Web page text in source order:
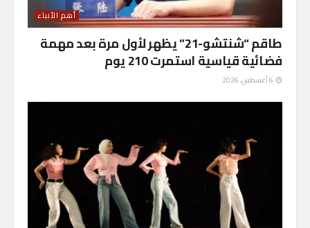
أهم الأنباء
طاقم “شنتشو-21” يظهر لأول مرة بعد مهمة
فضائية قياسية استمرت 210 يوم